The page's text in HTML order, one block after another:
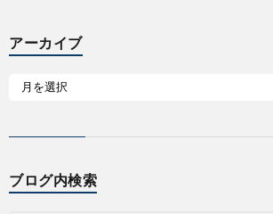
アーカイブ
ブログ内検索